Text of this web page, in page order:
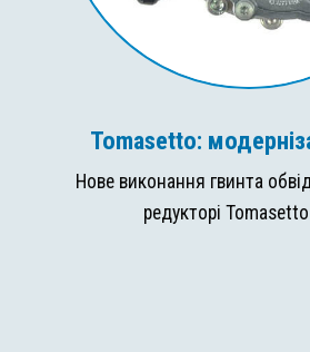
Tomasetto:
Нове виконання гвинта
редукторі